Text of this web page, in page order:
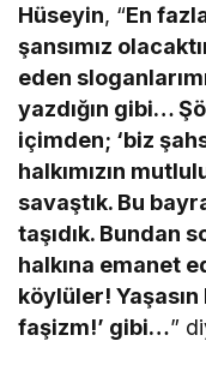
Hüseyin, “En
şansımız
eden
yazdığın gibi…
içimden; ‘biz
halkımızın
savaştık. Bu
taşıdık. Bundan
halkına emanet
köylüler!
faşizm!’ gibi…”